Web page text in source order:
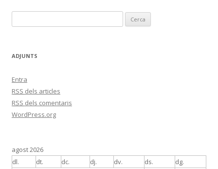
e
c
:
ADJUNTS
Entra
RSS dels articles
RSS dels comentaris
WordPress.org
agost 2026
dl.
dt. dc. dj. dv. ds. dg.